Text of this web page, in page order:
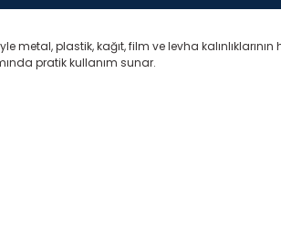
metal, plastik, kağıt, film ve levha
pratik kullanım sunar.